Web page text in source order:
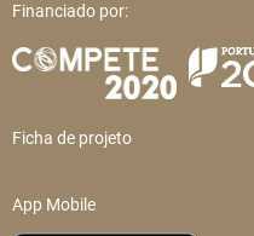
Financiado por:
Ficha de projeto
App Mobile